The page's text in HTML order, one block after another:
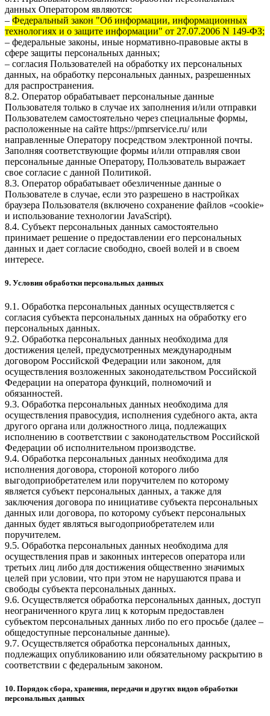
данных Оператором являются:
– Федеральный закон "Об информации, информационных
технологиях и о защите информации" от 27.07.2006 N 149-ФЗ;
– федеральные законы, иные нормативно-правовые акты в
сфере защиты персональных данных;
– согласия Пользователей на обработку их персональных
данных, на обработку персональных данных, разрешенных
для распространения.
8.2. Оператор обрабатывает персональные данные
Пользователя только в случае их заполнения и/или отправки
Пользователем самостоятельно через специальные формы,
расположенные на сайте https://pmrservice.ru/или
направленные Оператору посредством электронной почты.
Заполняя соответствующие формы и/или отправляя свои
персональные данные Оператору, Пользователь выражает
свое согласие с данной Политикой.
8.3. Оператор обрабатывает обезличенные данные о
Пользователе в случае, если это разрешено в настройках
браузера Пользователя (включено сохранение файлов «cookie»
и использование технологии JavaScript).
8.4. Субъект персональных данных самостоятельно
принимает решение о предоставлении его персональных
данных и дает согласие свободно, своей волей и в своем
интересе.
9. Условия обработки персональных данных
9.1. Обработка персональных данных осуществляется с
согласия субъекта персональных данных на обработку его
персональных данных.
9.2. Обработка персональных данных необходима для
достижения целей, предусмотренных международным
договором Российской Федерации или законом, для
осуществления возложенных законодательством Российской
Федерации на оператора функций, полномочий и
обязанностей.
9.3. Обработка персональных данных необходима для
осуществления правосудия, исполнения судебного акта, акта
другого органа или должностного лица, подлежащих
исполнению в соответствии с законодательством Российской
Федерации об исполнительном производстве.
9.4. Обработка персональных данных необходима для
исполнения договора, стороной которого либо
выгодоприобретателем или поручителем по которому
является субъект персональных данных, а также для
заключения договора по инициативе субъекта персональных
данных или договора, по которому субъект персональных
данных будет являться выгодоприобретателем или
поручителем.
9.5. Обработка персональных данных необходима для
осуществления прав и законных интересов оператора или
третьих лиц либо для достижения общественно значимых
целей при условии, что при этом не нарушаются права и
свободы субъекта персональных данных.
9.6. Осуществляется обработка персональных данных, доступ
неограниченного круга лиц к которым предоставлен
субъектом персональных данных либо по его просьбе (далее –
общедоступные персональные данные).
9.7. Осуществляется обработка персональных данных,
подлежащих опубликованию или обязательному раскрытию в
соответствии с федеральным законом.
10. Порядок сбора, хранения, передачи и других видов обработки
персональных данных